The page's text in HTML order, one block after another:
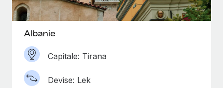
En savoir plus
Albanie
Capitale: Tirana
Devise: Lek